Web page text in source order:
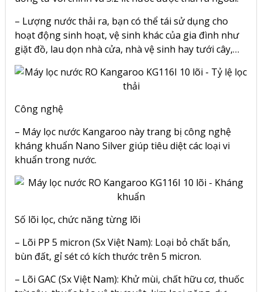
– Lượng nước thải ra, bạn có thể tái sử dụng cho
hoạt động sinh hoạt, vệ sinh khác của gia đình như
giặt đồ, lau dọn nhà cửa, nhà vệ sinh hay tưới cây,…
Công nghệ
– Máy lọc nước Kangaroo này trang bị công nghệ
kháng khuẩn Nano Silver giúp tiêu diệt các loại vi
khuẩn trong nước.
Số lõi lọc, chức năng từng lõi
– Lõi PP 5 micron (Sx Việt Nam): Loại bỏ chất bẩn,
bùn đất, gỉ sét có kích thước trên 5 micron.
– Lõi GAC (Sx Việt Nam): Khử mùi, chất hữu cơ, thuốc